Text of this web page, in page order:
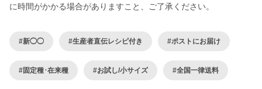
に時間がかかる場合がありますこと、ご了承ください。
#新◯◯ #生産者直伝レシピ付き #ポストにお届け
#固定種･在来種 #お試し/小サイズ #全国一律送料